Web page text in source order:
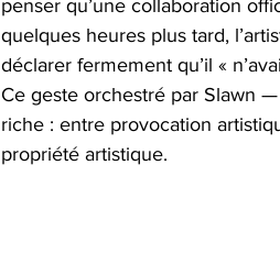
penser qu’une collaboration
quelques heures plus tard,
déclarer fermement qu’il «
Ce geste orchestré par Slawn
riche : entre provocation
propriété artistique.